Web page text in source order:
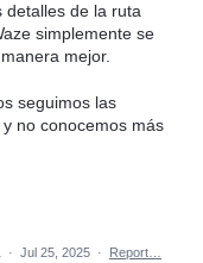
detalles de la ruta
simplemente se
mejor.
seguimos las
no conocemos más
· Jul 25, 2025 · Report…